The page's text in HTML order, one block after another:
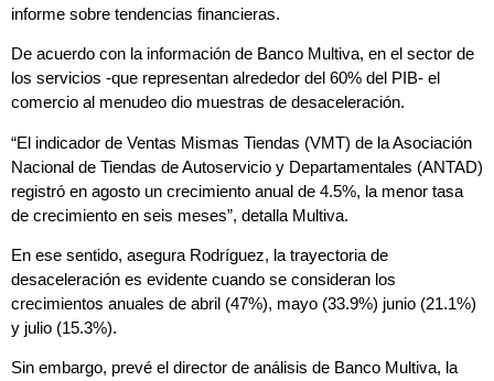
informe sobre tendencias financieras.
De acuerdo con la información de Banco Multiva, en el sector de
los servicios -que representan alrededor del 60% del PIB- el
comercio al menudeo dio muestras de desaceleración.
“El indicador de Ventas Mismas Tiendas (VMT) de la Asociación
Nacional de Tiendas de Autoservicio y Departamentales (ANTAD)
registró en agosto un crecimiento anual de 4.5%, la menor tasa
de crecimiento en seis meses”, detalla Multiva.
En ese sentido, asegura Rodríguez, la trayectoria de
desaceleración es evidente cuando se consideran los
crecimientos anuales de abril (47%), mayo (33.9%) junio (21.1%)
y julio (15.3%).
Sin embargo, prevé el director de análisis de Banco Multiva, la